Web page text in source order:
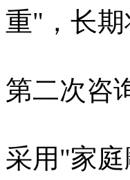
重"，长
第二次咨
采用"家